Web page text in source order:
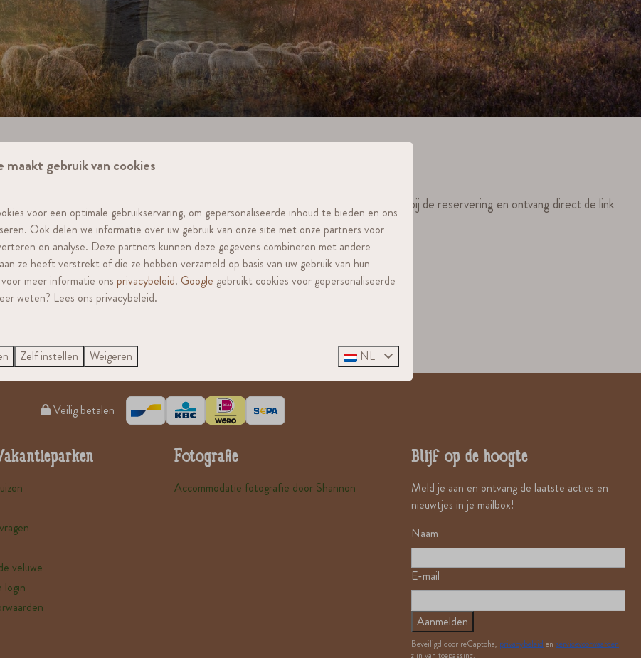
bekijken en upgrades online bij te boeken. Vul het e-mailadres in dat je gebruikte bij de reservering en ontvang direct de link
Veilig betalen
veluwe
login
Fotografie
Accommodatie fotografie door Shannon
Blijf op de hoogte
Meld je aan en ontvang de laatste acties en
nieuwtjes in je mailbox!
Naam
E-mail
Aanmelden
Beveiligd door reCaptcha, privacybeleid en servicevoorwaarden
zijn van toepassing.
maakt gebruik van cookies
voor een optimale gebruikservaring, om gepersonaliseerde inhoud te bieden en ons
Ook delen we informatie over uw gebruik van onze site met onze partners voor
en analyse. Deze partners kunnen deze gegevens combineren met andere
ze heeft verstrekt of die ze hebben verzameld op basis van uw gebruik van hun
meer informatie ons privacybeleid. Google gebruikt cookies voor gepersonaliseerde
weten? Lees ons privacybeleid.
Zelf instellen Weigeren NL